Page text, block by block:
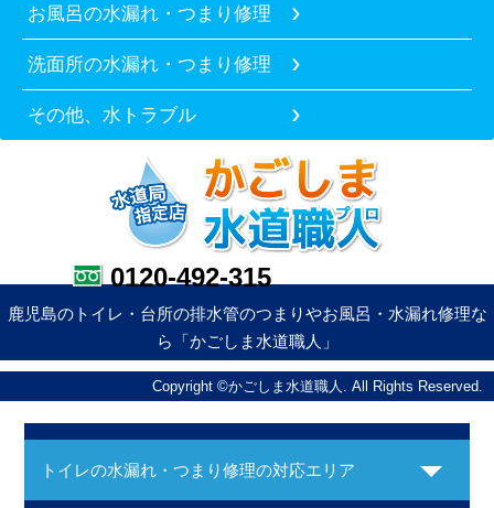
お風呂の水漏れ・つまり修理
洗面所の水漏れ・つまり修理
その他、水トラブル
0120-492-315
鹿児島のトイレ・台所の排水管のつまりやお風呂・水漏れ修理な
ら「かごしま水道職人」
Copyright ©かごしま水道職人. All Rights Reserved.
トイレの水漏れ・つまり修理の対応エリア